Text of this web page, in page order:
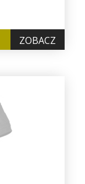
ZOBACZ